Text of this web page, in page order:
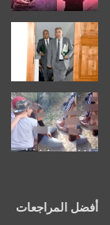
أفضل المراجعات